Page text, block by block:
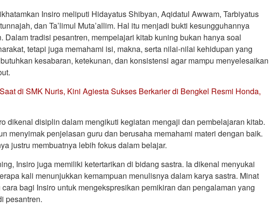
Insiro meliputi Hidayatus Shibyan, Aqidatul Awwam, Tarbiyatus
dan Ta’limul Muta’allim. Hal itu menjadi bukti kesungguhannya
Dalam tradisi pesantren, mempelajari kitab kuning bukan hanya soal
tetapi juga memahami isi, makna, serta nilai-nilai kehidupan yang
kesabaran, ketekunan, dan konsistensi agar mampu menyelesaikan
di SMK Nuris, Kini Agiesta Sukses Berkarier di Bengkel Resmi Honda,
dikenal disiplin dalam mengikuti kegiatan mengaji dan pembelajaran kitab.
menyimak penjelasan guru dan berusaha memahami materi dengan baik.
justru membuatnya lebih fokus dalam belajar.
Insiro juga memiliki ketertarikan di bidang sastra. Ia dikenal menyukai
kali menunjukkan kemampuan menulisnya dalam karya sastra. Minat
bagi Insiro untuk mengekspresikan pemikiran dan pengalaman yang
pesantren.